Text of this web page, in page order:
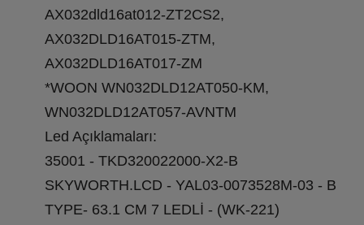
AX032dld16at012-ZT2CS2,
AX032DLD16AT015-ZTM,
AX032DLD16AT017-ZM
*WOON WN032DLD12AT050-KM,
WN032DLD12AT057-AVNTM
Led Açıklamaları:
35001 - TKD320022000-X2-B
SKYWORTH.LCD - YAL03-0073528M-03 - B
TYPE- 63.1 CM 7 LEDLİ - (WK-221)